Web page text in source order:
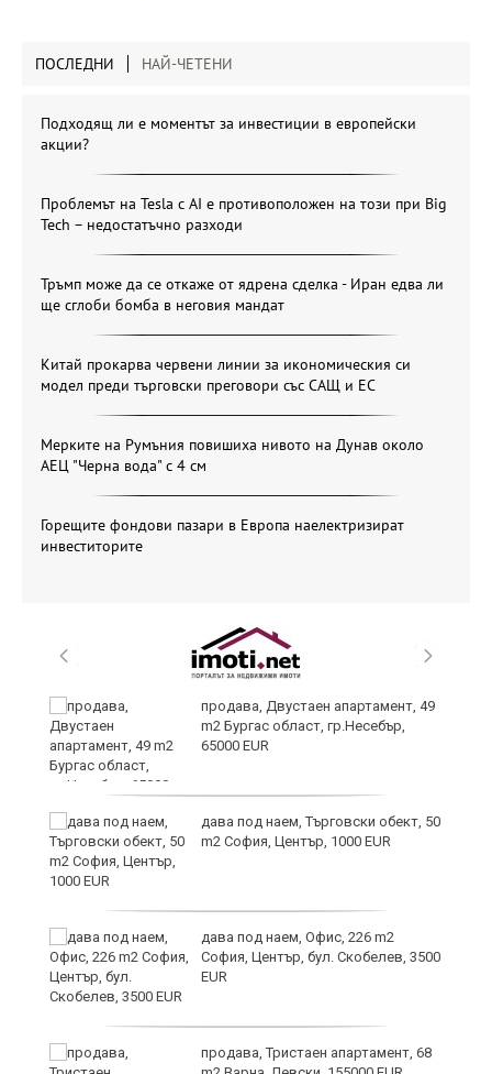
ПОСЛЕДНИ НАЙ-ЧЕТЕНИ
Подходящ ли е моментът за инвестиции в европейски
акции?
Проблемът на Tesla с AI е противоположен на този при Big
Tech – недостатъчно разходи
Тръмп може да се откаже от ядрена сделка - Иран едва ли
ще сглоби бомба в неговия мандат
Китай прокарва червени линии за икономическия си
модел преди търговски преговори със САЩ и ЕС
Мерките на Румъния повишиха нивото на Дунав около
АЕЦ "Черна вода" с 4 см
Горещите фондови пазари в Европа наелектризират
инвеститорите
продава, Двустаен апартамент, 49
m2 Бургас област, гр.Несебър,
65000 EUR
дава под наем, Търговски обект, 50
m2 София, Център, 1000 EUR
дава под наем, Офис, 226 m2
София, Център, бул. Скобелев, 3500
EUR
продава, Тристаен апартамент, 68